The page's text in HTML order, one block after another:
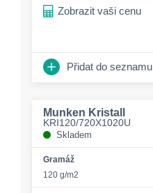
Zobrazit vaši cenu
Přidat do seznamu
Munken Kristall
KRI120/720X1020U
Skladem
Gramáž
120 g/m2